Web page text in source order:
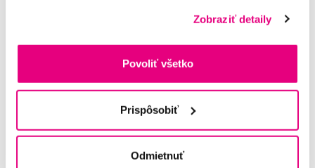
Zobraziť detaily
Povoliť všetko
Prispôsobiť
Odmietnuť
užívateľ elektrickej kefky. S držiakom Ovi-One je to jednoduché!
Držiak OVIDEN® Ovi-One bez problémov uskladní náhradné
* Uvedené ochranné známky sú majetkom príslušných
003873900-0001.